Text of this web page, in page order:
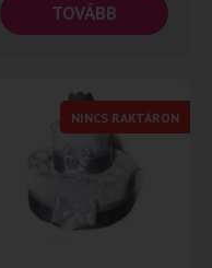
TOVÁBB
NINCS RAKTÁRON